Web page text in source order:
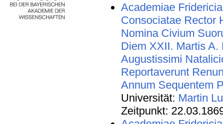
Academiae
Consociatae Rector
Nomina Civium
Diem XXII. Martis
Augustissimi
Reportaverunt
Annum Sequentem
Universität: Martin
Zeitpunkt: